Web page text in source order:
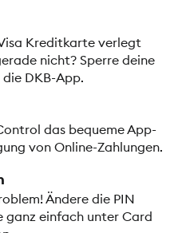
Kreditkarte verlegt
nicht? Sperre deine
DKB-App.
das bequeme App-
von Online-Zahlungen.
Ändere die PIN
ganz einfach unter Card